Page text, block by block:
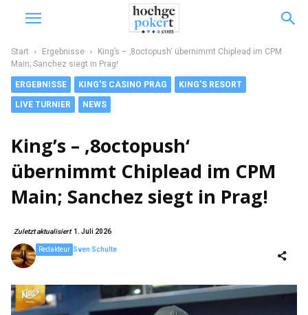
Start Ergebnisse
King’s – ‚8octopush‘ übernimmt Chiplead im CPM
Main; Sanchez siegt in Prag!
ERGEBNISSE KING'S CASINO PRAG KING'S RESORT
LIVE TURNIER NEWS
King’s – ‚8octopush‘
übernimmt Chiplead im CPM
Main; Sanchez siegt in Prag!
Zuletzt aktualisiert 1. Juli 2026
Sven Schulte
Redakteur